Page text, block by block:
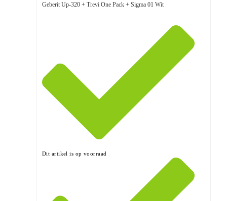
Geberit Up-320 + Trevi One Pack + Sigma 01 Wit
Dit artikel is op voorraad